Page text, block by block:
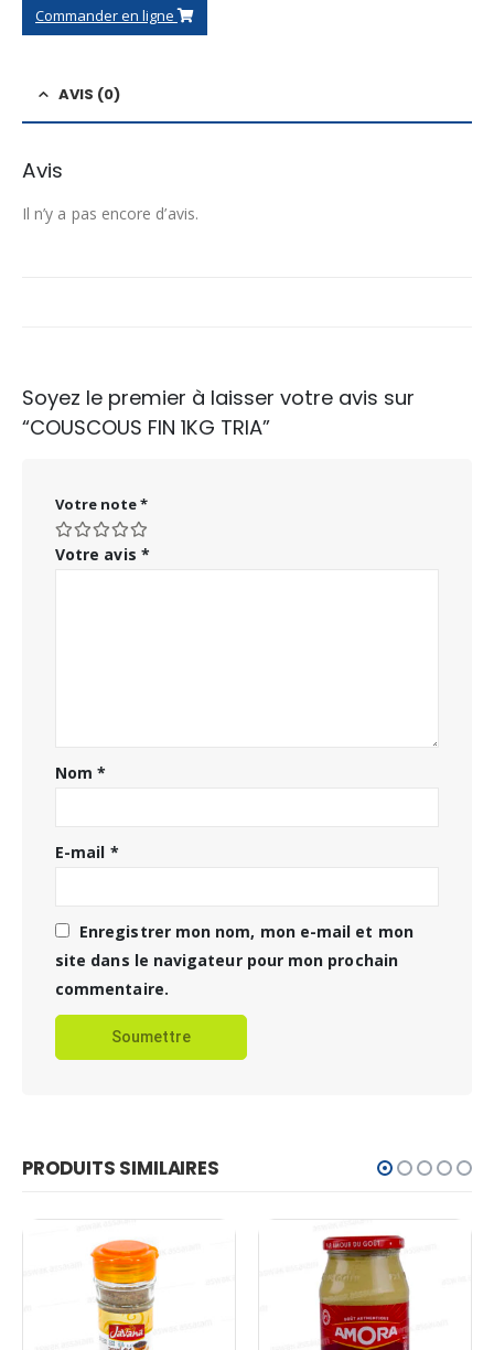
Commander en ligne
AVIS (0)
Avis
Il n’y a pas encore d’avis.
Soyez le premier à laisser votre avis sur
“COUSCOUS FIN 1KG TRIA”
Votre note*
Votre avis *
Nom*
E-mail *
Enregistrer mon nom, mon e-mail et mon
site dans le navigateur pour mon prochain
commentaire.
PRODUITS SIMILAIRES